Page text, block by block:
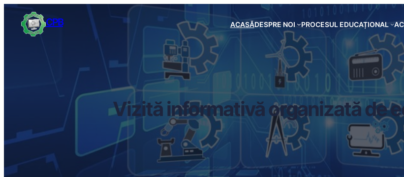
CPB ACASĂDESPRE NOI PROCESUL EDUCAȚIONAL
Vizită informativă organizată de